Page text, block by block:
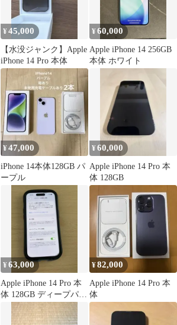
¥45,000
【水没ジャンク】Apple
iPhone 14 Pro 本体
¥60,000
Apple iPhone 14 256GB
本体 ホワイト
¥47,000
iPhone 14本体128GB パ
ープル
¥60,000
Apple iPhone 14 Pro 本
体 128GB
¥63,000
Apple iPhone 14 Pro 本
体 128GB ディープパー
プル
¥82,000
Apple iPhone 14 Pro 本
体